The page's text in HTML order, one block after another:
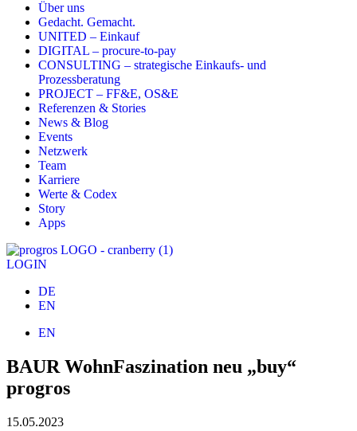
Über uns
Gedacht. Gemacht.
UNITED – Einkauf
DIGITAL – procure-to-pay
CONSULTING – strategische Einkaufs- und
Prozessberatung
PROJECT – FF&E, OS&E
Referenzen & Stories
News & Blog
Events
Netzwerk
Team
Karriere
Werte & Codex
Story
Apps
LOGIN
DE
EN
EN
BAUR WohnFaszination neu „buy“
progros
15.05.2023